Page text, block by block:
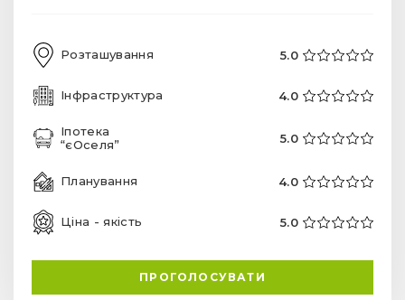
Розташування 5.0
Інфраструктура 4.0
Іпотека
“єОселя”
5.0
Планування 4.0
Ціна - якість 5.0
ПРОГОЛОСУВАТИ